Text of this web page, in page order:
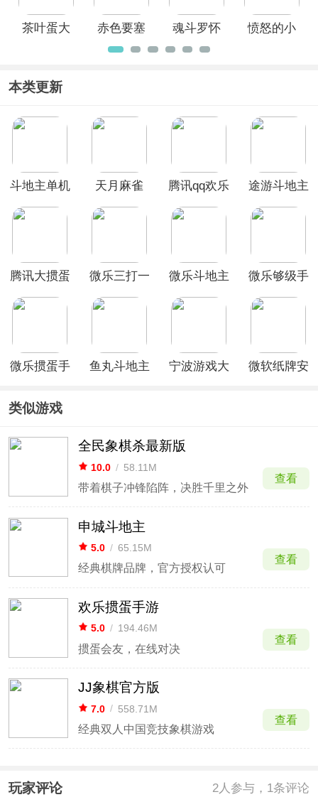
茶叶蛋大
赤色要塞
单机版
魂斗罗怀
旧版
愤怒的小
本类更新
斗地主单机
天月麻雀
腾讯qq欢乐
途游斗地主
腾讯大掼蛋
微乐三打一
微乐斗地主
微乐够级手
微乐掼蛋手
鱼丸斗地主
宁波游戏大
微软纸牌安
类似游戏
全民象棋杀最新版
10.0 / 58.11M
带着棋子冲锋陷阵，决胜千里之外
查看
申城斗地主
5.0 / 65.15M
经典棋牌品牌，官方授权认可
查看
欢乐掼蛋手游
5.0 / 194.46M
掼蛋会友，在线对决
查看
JJ象棋官方版
7.0 / 558.71M
经典双人中国竞技象棋游戏
查看
玩家评论 2人参与，1条评论